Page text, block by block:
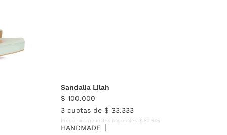
Sandalia Lilah
$ 100.000
3cuotas de $ 33.333
Precio sin impuestos nacionales: $ 82 645
HANDMADE